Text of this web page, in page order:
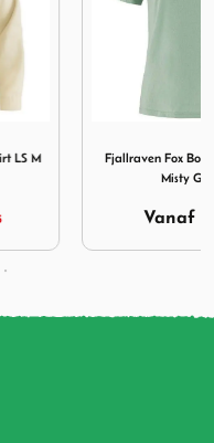
Fjallraven Fox Boxy Logo Tee W